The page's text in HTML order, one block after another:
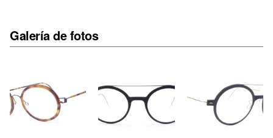
Galería de fotos